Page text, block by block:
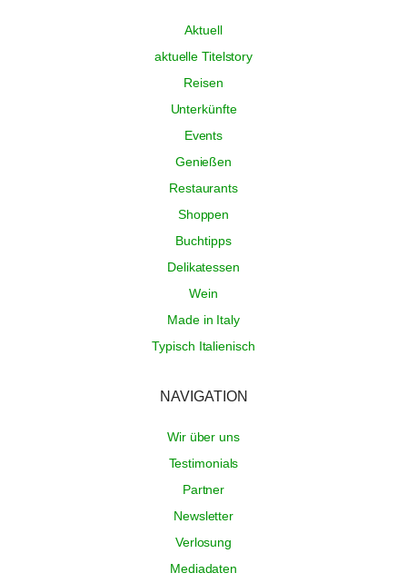
Aktuell
aktuelle Titelstory
Reisen
Unterkünfte
Events
Genießen
Restaurants
Shoppen
Buchtipps
Delikatessen
Wein
Made in Italy
Typisch Italienisch
NAVIGATION
Wir über uns
Testimonials
Partner
Newsletter
Verlosung
Mediadaten